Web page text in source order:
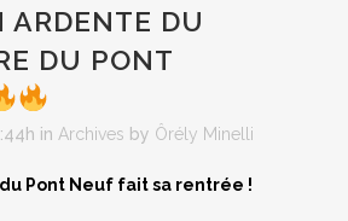
ARDENTE DU
DU PONT
in Archives by Ôrély Minelli
Pont Neuf fait sa rentrée !